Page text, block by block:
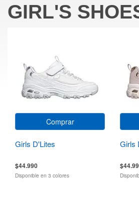
GIRL'S
Comprar
Girls D'Lites
$44.990
Disponible en 3 colores
Girls